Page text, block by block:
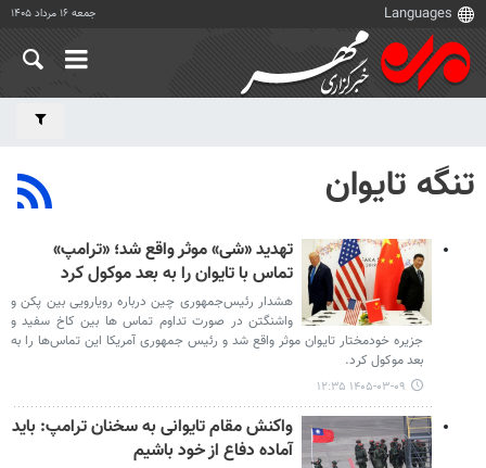
جمعه ۱۶ مرداد ۱۴۰۵
تنگه تایوان
تهدید «شی» موثر واقع شد؛ «ترامپ»
تماس با تایوان را به بعد موکول کرد
هشدار رئیس‌جمهوری چین درباره رویارویی بین پکن و
واشنگتن در صورت تداوم تماس ها بین کاخ سفید و
جزیره خودمختار تایوان موثر واقع شد و رئیس جمهوری آمریکا این تماس‌ها را به
بعد موکول کرد.
۱۴۰۵-۰۳-۰۹ ۱۲:۳۵
واکنش مقام تایوانی به سخنان ترامپ: باید
آماده دفاع از خود باشیم